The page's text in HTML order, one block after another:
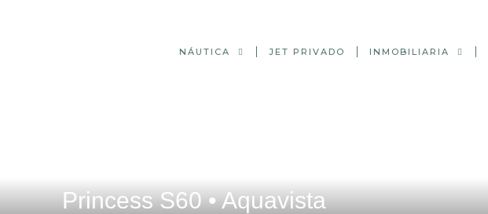
NÁUTICA JET PRIVADO INMOBILIARIA
Princess S60 • Aquavista